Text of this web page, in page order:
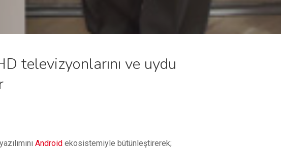
televizyonlarını ve uydu
Android ekosistemiyle bütünleştirerek;